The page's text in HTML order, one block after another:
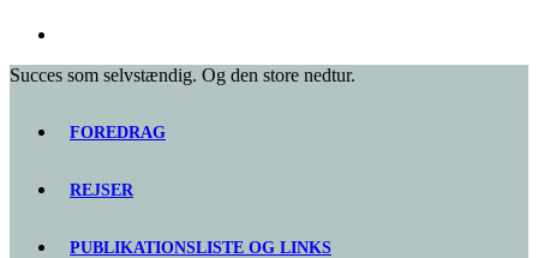
Succes som selvstændig. Og den store nedtur.
FOREDRAG
REJSER
PUBLIKATIONSLISTE OG LINKS